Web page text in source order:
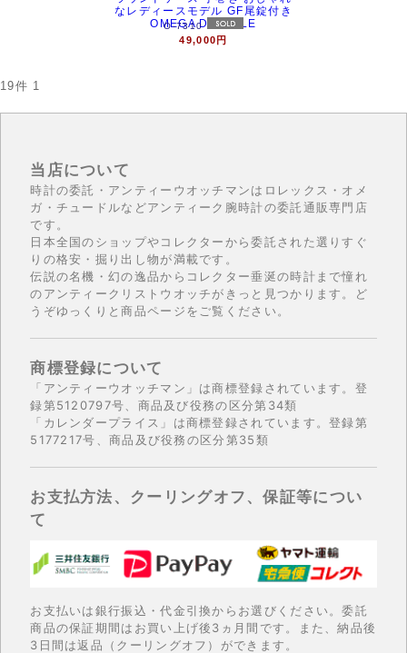
なレディースモデル GF尾錠付き
OMEGA DE VILLE
O-7310
49,000円
19件 1
当店について
時計の委託・アンティーウオッチマンはロレックス・オメ
ガ・チュードルなどアンティーク腕時計の委託通販専門店
です。
日本全国のショップやコレクターから委託された選りすぐ
りの格安・掘り出し物が満載です。
伝説の名機・幻の逸品からコレクター垂涎の時計まで憧れ
のアンティークリストウオッチがきっと見つかります。ど
うぞゆっくりと商品ページをご覧ください。
商標登録について
「アンティーウオッチマン」は商標登録されています。登
録第5120797号、商品及び役務の区分第34類
「カレンダープライス」は商標登録されています。登録第
5177217号、商品及び役務の区分第35類
お支払方法、クーリングオフ、保証等につい
て
お支払いは銀行振込・代金引換からお選びください。委託
商品の保証期間はお買い上げ後3ヵ月間です。また、納品後
3日間は返品（クーリングオフ）ができます。